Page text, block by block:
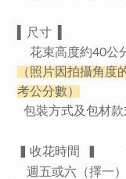
尺寸
花束高度約40公
（照片因拍攝角度
考公分數）
包裝方式及包材款
▍收花時間
週五或六（擇一）